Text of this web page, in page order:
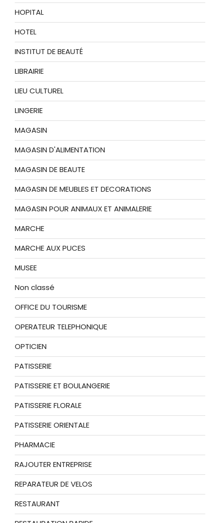
HOPITAL
HOTEL
INSTITUT DE BEAUTÉ
LIBRAIRIE
LIEU CULTUREL
LINGERIE
MAGASIN
MAGASIN D'ALIMENTATION
MAGASIN DE BEAUTE
MAGASIN DE MEUBLES ET DECORATIONS
MAGASIN POUR ANIMAUX ET ANIMALERIE
MARCHE
MARCHE AUX PUCES
MUSEE
Non classé
OFFICE DU TOURISME
OPERATEUR TELEPHONIQUE
OPTICIEN
PATISSERIE
PATISSERIE ET BOULANGERIE
PATISSERIE FLORALE
PATISSERIE ORIENTALE
PHARMACIE
RAJOUTER ENTREPRISE
REPARATEUR DE VELOS
RESTAURANT